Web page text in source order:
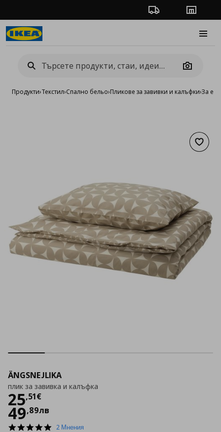
Проследяване на
Camera
Продукти›Текстил›Спално бельо›Пликове за завивки и калъфки›За
ÄNGSNEJLIKA
плик за завивка и калъфка
25,51€
Цена
49,89лв
5.0
2 Мнения